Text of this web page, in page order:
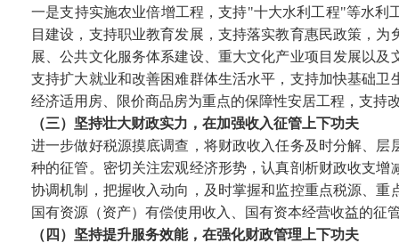
一是支持实施农业倍增工程，支持"十大水利工程"等水利
目建设，支持职业教育发展，支持落实教育惠民政策，
展、公共文化服务体系建设、重大文化产业项目发展以
支持扩大就业和改善困难群体生活水平，支持加快基础
经济适用房、限价商品房为重点的保障性安居工程，支持
（三）坚持壮大财政实力，在加强收入征管上下功夫
进一步做好税源摸底调查，将财政收入任务及时分解、
种的征管。密切关注宏观经济形势，认真剖析财政收支
协调机制，把握收入动向，及时掌握和监控重点税源、
国有资源（资产）有偿使用收入、国有资本经营收益的
（四）坚持提升服务效能，在强化财政管理上下功夫